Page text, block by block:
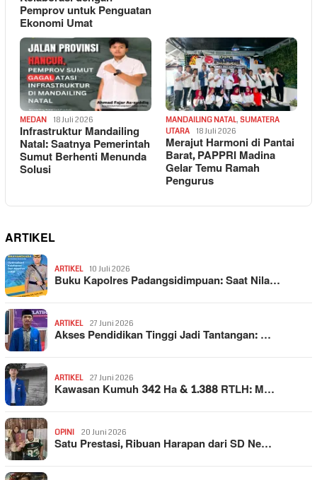
Pemprov untuk Penguatan
Ekonomi Umat
MEDAN 18 Juli 2026
Infrastruktur Mandailing
Natal: Saatnya Pemerintah
Sumut Berhenti Menunda
Solusi
MANDAILING NATAL, SUMATERA
UTARA
18 Juli 2026
Merajut Harmoni di Pantai
Barat, PAPPRI Madina
Gelar Temu Ramah
Pengurus
ARTIKEL
ARTIKEL 10 Juli 2026
Buku Kapolres Padangsidimpuan: Saat Nila…
ARTIKEL 27 Juni 2026
Akses Pendidikan Tinggi Jadi Tantangan: …
ARTIKEL 27 Juni 2026
Kawasan Kumuh 342 Ha & 1.388 RTLH: M…
OPINI 20 Juni 2026
Satu Prestasi, Ribuan Harapan dari SD Ne…